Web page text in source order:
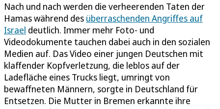
Nach und nach werden die verheerenden Taten der
Hamas während des überraschenden Angriffes auf
Israel deutlich. Immer mehr Foto- und
Videodokumente tauchen dabei auch in den sozialen
Medien auf. Das Video einer jungen Deutschen mit
klaffender Kopfverletzung, die leblos auf der
Ladefläche eines Trucks liegt, umringt von
bewaffneten Männern, sorgte in Deutschland für
Entsetzen. Die Mutter in Bremen erkannte ihre